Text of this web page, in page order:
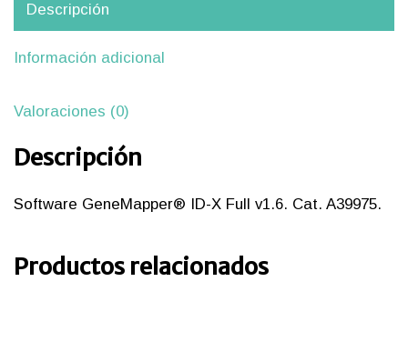
Descripción
Información adicional
Valoraciones (0)
Descripción
Software GeneMapper® ID-X Full v1.6. Cat. A39975.
Productos relacionados